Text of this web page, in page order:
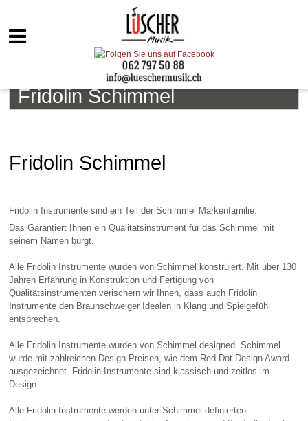
Fridolin Schimmel
Fridolin Schimmel
Fridolin Instrumente sind ein Teil der Schimmel Markenfamilie.
Das Garantiert Ihnen ein Qualitätsinstrument für das Schimmel mit
seinem Namen bürgt.
Alle Fridolin Instrumente wurden von Schimmel konstruiert. Mit über 130
Jahren Erfahrung in Konstruktion und Fertigung von
Qualitätsinstrumenten verischern wir Ihnen, dass auch Fridolin
Instrumente den Braunschweiger Idealen in Klang und Spielgefühl
entsprechen.
Alle Fridolin Instrumente wurden von Schimmel designed. Schimmel
wurde mit zahlreichen Design Preisen, wie dem Red Dot Design Award
ausgezeichnet. Fridolin Instrumente sind klassisch und zeitlos im
Design.
Alle Fridolin Instrumente werden unter Schimmel definierten